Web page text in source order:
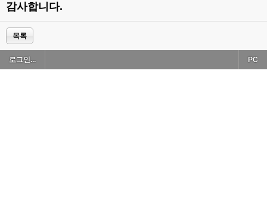
감사합니다.
목록
로그인... PC